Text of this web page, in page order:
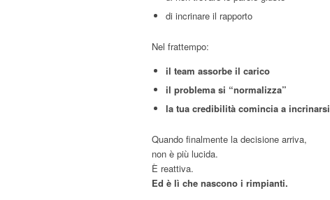
di incrinare il rapporto
Nel frattempo:
il team assorbe il carico
il problema si “normalizza”
la tua credibilità comincia a incrinarsi
Quando finalmente la decisione arriva,
non è più lucida.
È reattiva.
Ed è lì che nascono i rimpianti.